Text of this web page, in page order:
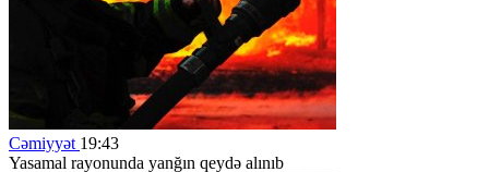
Cəmiyyət 19:43
Yasamal rayonunda yanğın qeydə alınıb